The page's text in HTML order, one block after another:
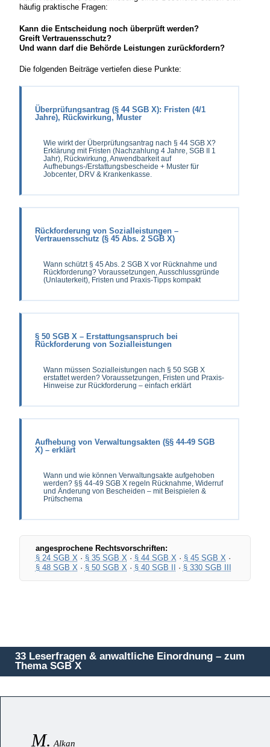
häufig praktische Fragen:
Kann die Entscheidung noch überprüft werden?
Greift Vertrauensschutz?
Und wann darf die Behörde Leistungen zurückfordern?
Die folgenden Beiträge vertiefen diese Punkte:
Überprüfungsantrag (§ 44 SGB X): Fristen (4/1
Jahre), Rückwirkung, Muster
Wie wirkt der Überprüfungsantrag nach § 44 SGB X?
Erklärung mit Fristen (Nachzahlung 4 Jahre, SGB II 1
Jahr), Rückwirkung, Anwendbarkeit auf
Aufhebungs-/Erstattungsbescheide + Muster für
Jobcenter, DRV & Krankenkasse.
Rückforderung von Sozialleistungen –
Vertrauensschutz (§ 45 Abs. 2 SGB X)
Wann schützt § 45 Abs. 2 SGB X vor Rücknahme und
Rückforderung? Voraussetzungen, Ausschlussgründe
(Unlauterkeit), Fristen und Praxis-Tipps kompakt
§ 50 SGB X – Erstattungsanspruch bei
Rückforderung von Sozialleistungen
Wann müssen Sozialleistungen nach § 50 SGB X
erstattet werden? Voraussetzungen, Fristen und Praxis-
Hinweise zur Rückforderung – einfach erklärt
Aufhebung von Verwaltungsakten (§§ 44-49 SGB
X) – erklärt
Wann und wie können Verwaltungsakte aufgehoben
werden? §§ 44-49 SGB X regeln Rücknahme, Widerruf
und Änderung von Bescheiden – mit Beispielen &
Prüfschema
angesprochene Rechtsvorschriften:
§ 24 SGB X · § 35 SGB X · § 44 SGB X · § 45 SGB X ·
§ 48 SGB X · § 50 SGB X · § 40 SGB II · § 330 SGB III
33 Leserfragen & anwaltliche Einordnung – zum
Thema SGB X
M. Alkan